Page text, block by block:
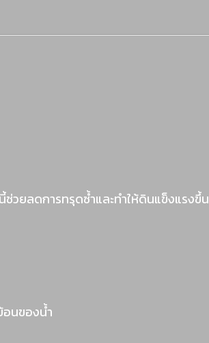
วยลดการทรุดซ้ำและทำให้ดินแข็งแรงขึ้น
นของน้ำ